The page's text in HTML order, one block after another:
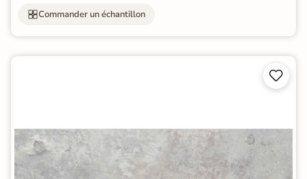
Commander un échantillon

